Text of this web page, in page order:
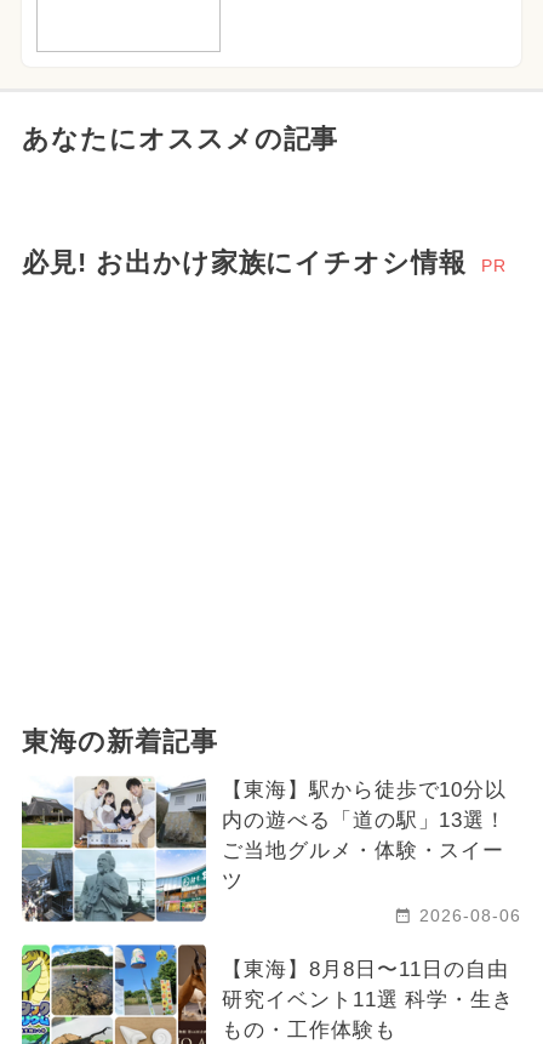
あなたにオススメの記事
必見! お出かけ家族にイチオシ情報 PR
東海の新着記事
【東海】駅から徒歩で10分以
内の遊べる「道の駅」13選！
ご当地グルメ・体験・スイー
ツ
2026-08-06
【東海】8月8日〜11日の自由
研究イベント11選 科学・生き
もの・工作体験も